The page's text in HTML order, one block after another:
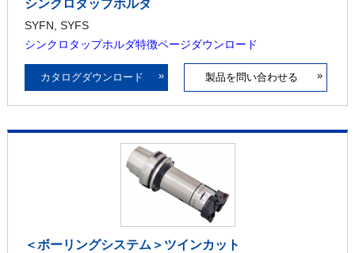
シンクロタップホルダ
SYFN, SYFS
シンクロタップホルダ特徴ページダウンロード
カタログダウンロード » 製品を問い合わせる »
＜ボーリングシステム＞ツインカット